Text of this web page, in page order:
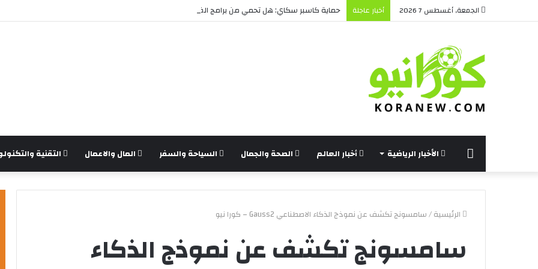
الجمعة, أغسطس 7 2026 أخبار عاجلة حماية كاسبر سكاي: هل تحمي من برامج الفدية والاختراقات الحديثة؟
الرئيسة الأخبار الرياضية أخبار العالم الصحة والجمال السياحة والسفر المال والاعمال التقنية
الرئيسية/سامسونج تكشف عن نموذج الذكاء الاصطناعي Gauss2 – كورا نيو
سامسونج تكشف عن نموذج الذكاء